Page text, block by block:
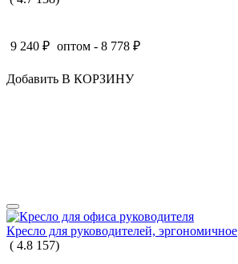
9 240 ₽ оптом - 8 778 ₽
Добавить В КОРЗИНУ
Кресло для руководителей, эргономичное
( 4.8 157)